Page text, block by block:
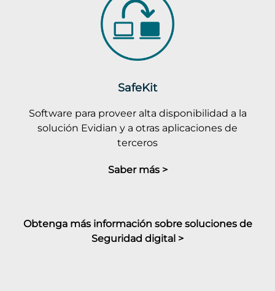
SafeKit
Software para proveer alta disponibilidad a la
solución Evidian y a otras aplicaciones de
terceros
Saber más >
Obtenga más información sobre soluciones de
Seguridad digital >